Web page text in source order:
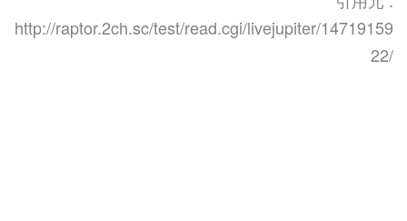
http://raptor.2ch.sc/test/read.cgi/livejupiter/14719159
22/